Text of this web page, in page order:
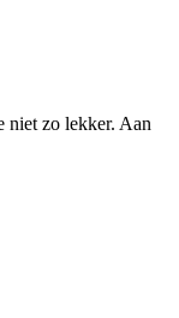
niet zo lekker. Aan